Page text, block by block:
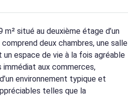
situé au deuxième étage d’un
deux chambres, une salle
espace de vie à la fois agréable
aux commerces,
environnement typique et
telles que la